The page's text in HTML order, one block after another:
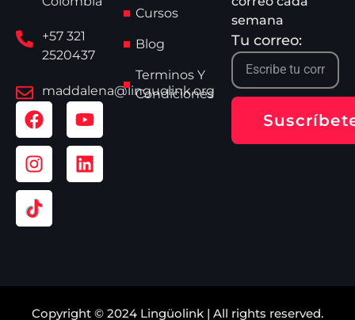
+57 321
2520437
maddalena@linguolink.org
Cursos
Blog
Terminos Y
Condiciones
semana
Tu correo:
Copyright © 2024 Lingüolink | All rights reserved.